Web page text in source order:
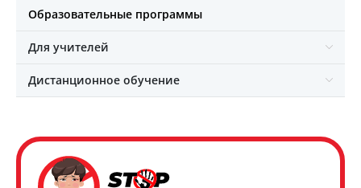
Образовательные программы
Для учителей
Дистанционное обучение